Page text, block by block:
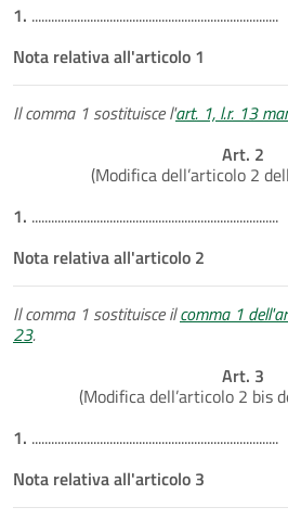
1. ............................................................................
Nota relativa all'articolo 1
Il comma 1 sostituisce l'art. 1, l.r. 13
Art. 2
(Modifica dell’articolo 2
1. ............................................................................
Nota relativa all'articolo 2
Il comma 1 sostituisce ilcomma 1
23.
Art. 3
(Modifica dell’articolo 2 bis
1. ............................................................................
Nota relativa all'articolo 3